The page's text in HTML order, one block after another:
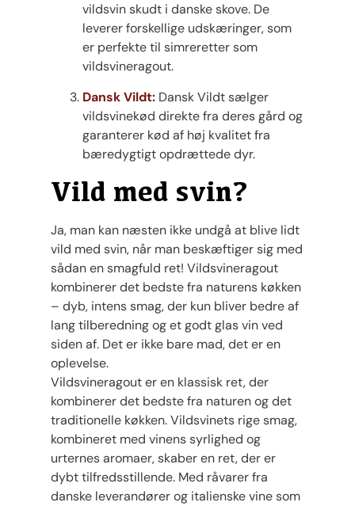
vildsvin skudt i danske skove. De
leverer forskellige udskæringer, som
er perfekte til simreretter som
vildsvineragout.
Dansk Vildt: Dansk Vildt sælger
vildsvinekød direkte fra deres gård og
garanterer kød af høj kvalitet fra
bæredygtigt opdrættede dyr.
Vild med svin?
Ja, man kan næsten ikke undgå at blive lidt
vild med svin, når man beskæftiger sig med
sådan en smagfuld ret! Vildsvineragout
kombinerer det bedste fra naturens køkken
– dyb, intens smag, der kun bliver bedre af
lang tilberedning og et godt glas vin ved
siden af. Det er ikke bare mad, det er en
oplevelse.
Vildsvineragout er en klassisk ret, der
kombinerer det bedste fra naturen og det
traditionelle køkken. Vildsvinets rige smag,
kombineret med vinens syrlighed og
urternes aromaer, skaber en ret, der er
dybt tilfredsstillende. Med råvarer fra
danske leverandører og italienske vine som